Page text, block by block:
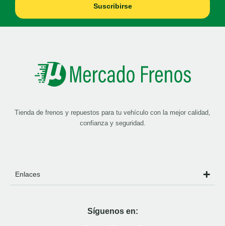
Suscribirse
Tienda de frenos y repuestos para tu vehículo con la mejor calidad,
confianza y seguridad.
Enlaces
Síguenos en: